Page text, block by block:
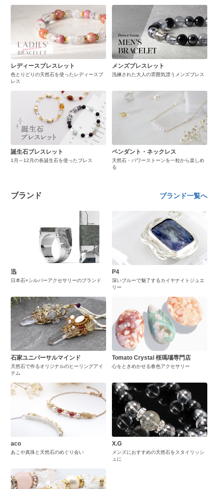
レディースブレスレット
色とりどりの天然石を使ったレディースブ
レス
メンズブレスレット
洗練された大人の雰囲気漂うメンズブレス
誕生石ブレスレット
1月～12月の各誕生石を使ったブレス
ペンダント・ネックレス
天然石・パワーストーンを一粒から楽しめ
る
ブランド ブランド一覧へ
迅
日本石×シルバーアクセサリーのブランド
P4
深いブルーで魅了するカイヤナイトジュエ
リー
石家ユニバーサルマインド
天然石で作るオリジナルのヒーリングアイ
テム
Tomato Crystal 桜瑪瑙専門店
心をときめかせる春色アクセサリー
aco
あこや真珠と天然石のめぐり会い
X.G
メンズにおすすめの天然石をスタイリッシ
ュに